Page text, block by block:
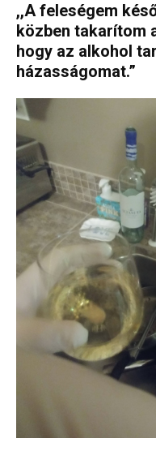
,,A feleségem
közben takarítom
hogy az alkohol
házasságomat.”